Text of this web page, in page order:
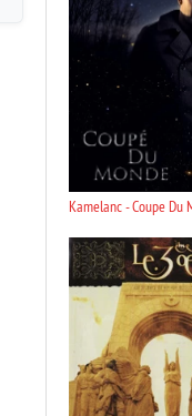
Kamelanc - Coupe Du